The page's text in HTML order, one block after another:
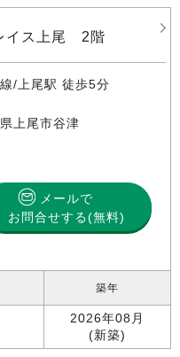
イス上尾 2階
/上尾駅 徒歩5分
上尾市谷津
メールで
お問合せする(無料)
築年
2026年08月
(新築)